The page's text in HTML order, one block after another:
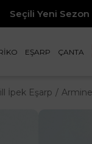
Ürünlerde
EŞARP ÇANTA
İpek Eşarp